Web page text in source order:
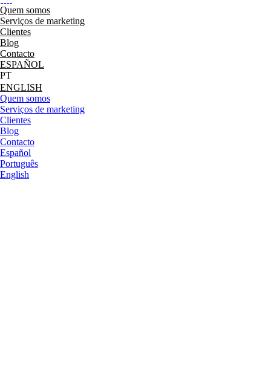
Quem somos
Serviços de marketing
Clientes
Blog
Contacto
ESPAÑOL
ENGLISH
Quem somos
Serviços de marketing
Clientes
Blog
Contacto
Español
Português
English